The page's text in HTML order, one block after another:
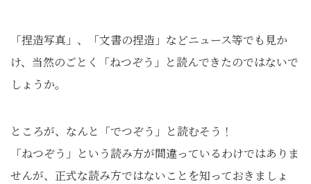
「捏造写真」、「文書の捏造」などニュース等でも見か
け、当然のごとく「ねつぞう」と読んできたのではないで
しょうか。
ところが、なんと「でつぞう」と読むそう！
「ねつぞう」という読み方が間違っているわけではありま
せんが、正式な読み方ではないことを知っておきましょ